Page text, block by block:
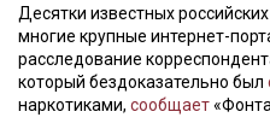
Lifestyle
Мурзилка
Десятки известных
многие крупные интернет-
расследование
который бездоказательно был
наркотиками, сообщает